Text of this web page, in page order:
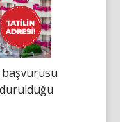
başvurusu